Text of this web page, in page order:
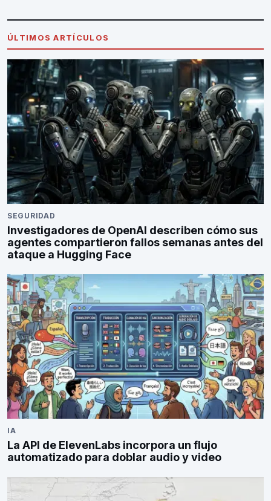
ÚLTIMOS ARTÍCULOS
SEGURIDAD
Investigadores de OpenAI describen cómo sus
agentes compartieron fallos semanas antes del
ataque a Hugging Face
IA
La API de ElevenLabs incorpora un flujo
automatizado para doblar audio y video